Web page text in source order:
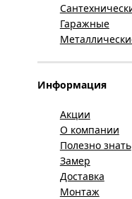
Гаражные
Информация
Акции
О компании
Полезно знать
Замер
Доставка
Монтаж